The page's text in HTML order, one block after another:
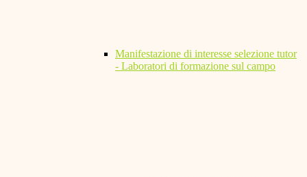
Manifestazione di interesse selezione tutor
- Laboratori di formazione sul campo